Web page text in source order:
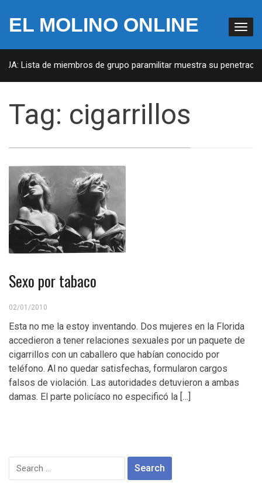
EL MOLINO ONLINE
Lista de miembros de grupo paramilitar muestra su
Tag: cigarrillos
Sexo por tabaco
02/01/2010
Esta no me la estoy inventando. Dos mujeres en la Florida
accedieron a tener relaciones sexuales por un paquete de
cigarrillos con un caballero que habían conocido por
teléfono. Al no quedar satisfechas, formularon cargos
falsos de violación. Las autoridades detuvieron a ambas
damas. El parte policíaco no especificó la […]
Search
for: